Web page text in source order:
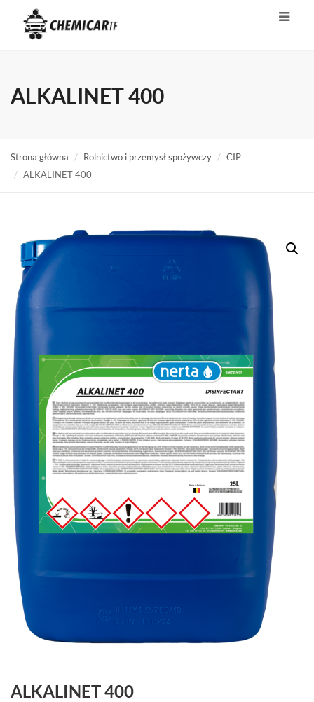
ALKALINET 400
Strona główna Rolnictwo i przemysł spożywczy
CIP
ALKALINET 400
ALKALINET 400